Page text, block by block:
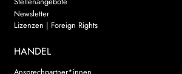
Newsletter
Lizenzen | Foreign Rights
HANDEL